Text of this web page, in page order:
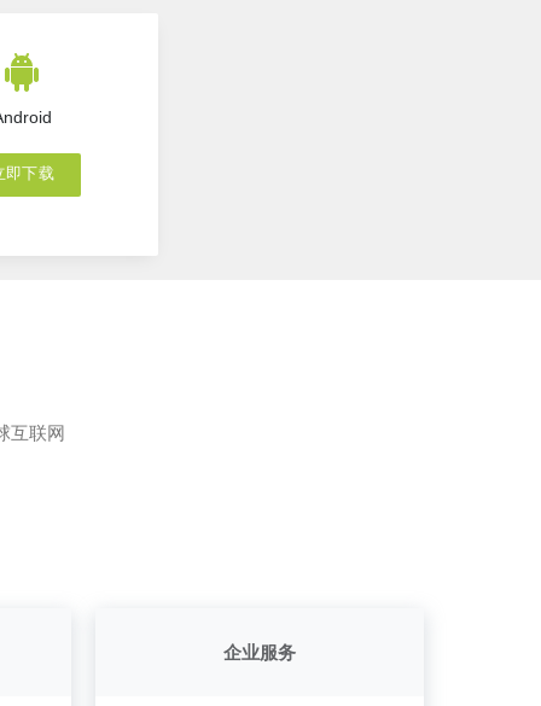
即下载
互联网
企业服务